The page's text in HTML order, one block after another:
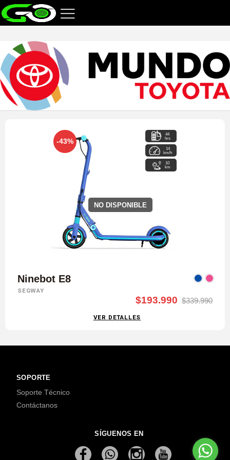
-43%
NO DISPONIBLE
44
hrs
14
km/h
10
km
Ninebot E8
SEGWAY
$193.990 $339.990
VER DETALLES
SOPORTE
Soporte Técnico
Contáctanos
SÍGUENOS EN